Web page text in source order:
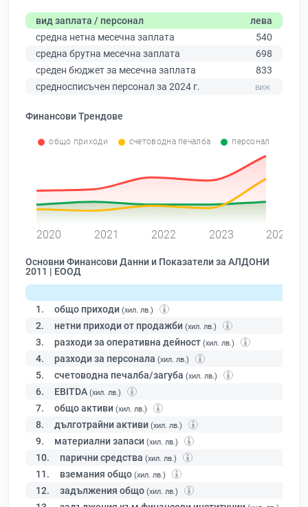
вид заплата / персонал
лева
средна нетна месечна заплата
540
средна брутна месечна заплата
698
среден бюджет за месечна заплата
833
средносписъчен персонал за 2024 г.
Финансови Трендове
общо приходи счетоводна печалба персонал
2020 2021 2022 2023 2024
Основни Финансови Данни и Показатели за АЛДОНИ
2011 | ЕООД
1. общо приходи (хил. лв.)
2. нетни приходи от продажби (хил. лв.)
3. разходи за оперативна дейност (хил. лв.)
4. разходи за персонала (хил. лв.)
5. счетоводна печалба/загуба (хил. лв.)
6. EBITDA (хил. лв.)
7. общо активи (хил. лв.)
8. дълготрайни активи (хил. лв.)
9. материални запаси (хил. лв.)
10. парични средства (хил. лв.)
11. вземания общо (хил. лв.)
12. задължения общо (хил. лв.)